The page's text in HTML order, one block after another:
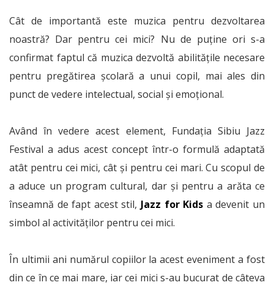
Cât de importantă este muzica pentru dezvoltarea
noastră? Dar pentru cei mici? Nu de puține ori s-a
confirmat faptul că muzica dezvoltă abilitățile necesare
pentru pregătirea școlară a unui copil, mai ales din
punct de vedere intelectual, social și emoțional.
Având în vedere acest element, Fundația Sibiu Jazz
Festival a adus acest concept într-o formulă adaptată
atât pentru cei mici, cât și pentru cei mari. Cu scopul de
a aduce un program cultural, dar și pentru a arăta ce
înseamnă de fapt acest stil, Jazz for Kids a devenit un
simbol al activităților pentru cei mici.
În ultimii ani numărul copiilor la acest eveniment a fost
din ce în ce mai mare, iar cei mici s-au bucurat de câteva